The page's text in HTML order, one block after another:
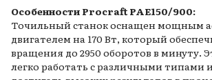
Особенности Procraft PAE150/900:
Точильный станок оснащен мощным
двигателем на 170 Вт, который
вращения до 2950 оборотов в минуту.
легко работать с различными типами